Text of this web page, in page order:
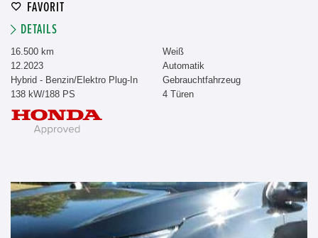
FAVORIT
DETAILS
16.500 km
12.2023
Hybrid - Benzin/Elektro Plug-In
138 kW/188 PS
Weiß
Automatik
Gebrauchtfahrzeug
4 Türen